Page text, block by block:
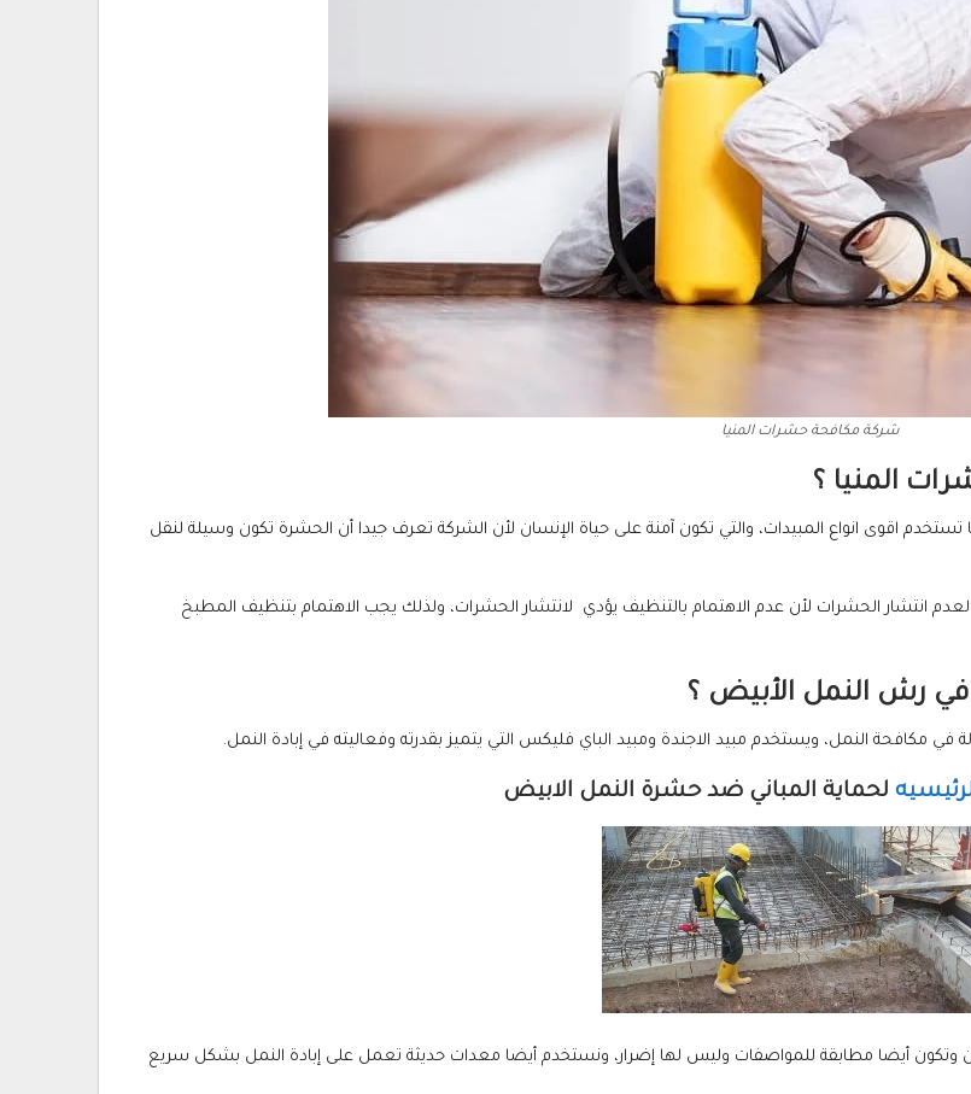
شركة مكافحة حشرات المنيا
المنيا ؟
اقوى انواع المبيدات، والتي تكون آمنة على حياة الإنسان لأن الشركة تعرف جيدا أن الحشرة تكون وسيلة لنقل
انتشار الحشرات لأن عدم الاهتمام بالتنظيف يؤدي لانتشار الحشرات، ولذلك يجب الاهتمام بتنظيف المطبخ
في رش النمل الأبيض ؟
في مكافحة النمل، ويستخدم مبيد الاجندة ومبيد الباي فليكس التي يتميز بقدرته وفعاليته في إبادة النمل.
لحماية المباني ضد حشرة النمل الابيض
وتكون أيضا مطابقة للمواصفات وليس لها إضرار، ونستخدم أيضا معدات حديثة تعمل على إبادة النمل بشكل سريع